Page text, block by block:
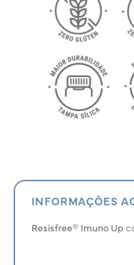
INFORMAÇÕES
Resisfree® Imuno Up